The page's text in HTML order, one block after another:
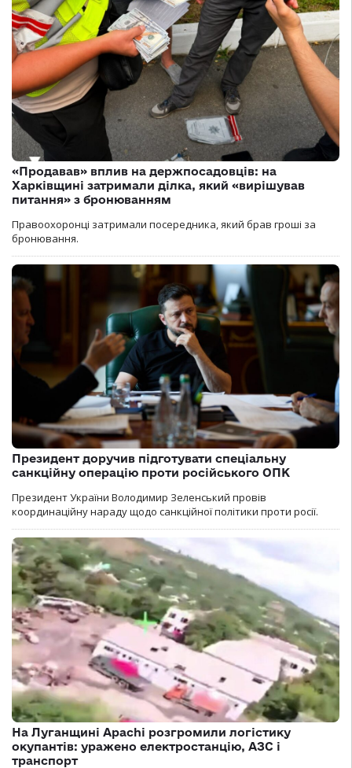
«Продавав» вплив на держпосадовців: на
Харківщині затримали ділка, який «вирішував
питання» з бронюванням
Правоохоронці затримали посередника, який брав гроші за
бронювання.
Президент доручив підготувати спеціальну
санкційну операцію проти російського ОПК
Президент України Володимир Зеленський провів
координаційну нараду щодо санкційної політики проти росії.
На Луганщині Apachi розгромили логістику
окупантів: уражено електростанцію, АЗС і
транспорт